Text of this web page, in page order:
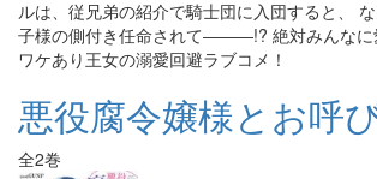
ルは、従兄弟の紹介で騎士団に入団すると、
子様の側付き任命されて―――!? 絶対みんな
ワケあり王女の溺愛回避ラブコメ！
悪役腐令嬢様とお呼
全2巻